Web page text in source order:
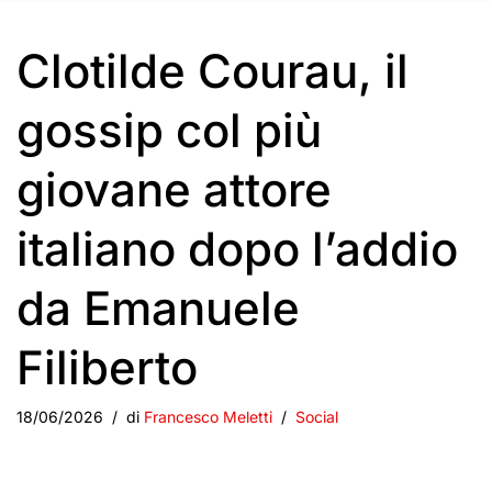
Clotilde Courau, il
gossip col più
giovane attore
italiano dopo l’addio
da Emanuele
Filiberto
18/06/2026 di Francesco Meletti Social